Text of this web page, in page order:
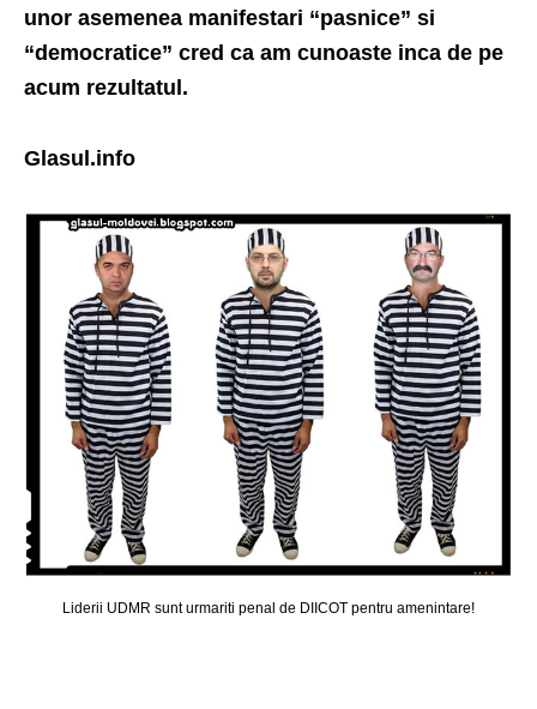
unor asemenea manifestari “pasnice” si
“democratice” cred ca am cunoaste inca de pe
acum rezultatul.
Glasul.info
Liderii UDMR sunt urmariti penal de DIICOT pentru amenintare!